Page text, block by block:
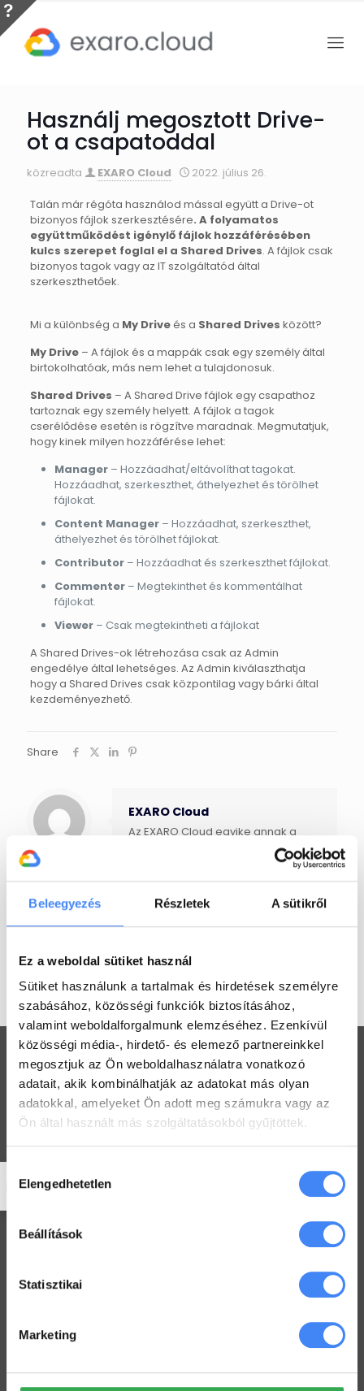
Beleegyezés Részletek A sütikről
Ez a weboldal sütiket használ
Sütiket használunk a tartalmak és hirdetések személyre
szabásához, közösségi funkciók biztosításához,
valamint weboldalforgalmunk elemzéséhez. Ezenkívül
közösségi média-, hirdető- és elemező partnereinkkel
megosztjuk az Ön weboldalhasználatra vonatkozó
adatait, akik kombinálhatják az adatokat más olyan
adatokkal, amelyeket Ön adott meg számukra vagy az
Ön által használt más szolgáltatásokból gyűjtöttek.
kiválasztása
Elengedhetetlen
Beállítások
Statisztikai
Marketing
Használj megosztott Drive-
ot a csapatoddal
közreadta EXARO Cloud 2022. július 26.
Talán már régóta használod mással együtt a Drive-ot
bizonyos fájlok szerkesztésére. A folyamatos
együttműködést igénylő fájlok hozzáférésében
kulcs szerepet foglal el a Shared Drives. A fájlok csak
bizonyos tagok vagy az IT szolgáltatód által
szerkeszthetőek.
Mi a különbség a My Driveés a Shared Drives között?
My Drive– A fájlok és a mappák csak egy személy által
birtokolhatóak, más nem lehet a tulajdonosuk.
Shared Drives – A Shared Drive fájlok egy csapathoz
tartoznak egy személy helyett. A fájlok a tagok
cserélődése esetén is rögzítve maradnak. Megmutatjuk,
hogy kinek milyen hozzáférése lehet:
Manager– Hozzáadhat/eltávolíthat tagokat.
Hozzáadhat, szerkeszthet, áthelyezhet és törölhet
fájlokat.
Content Manager– Hozzáadhat, szerkeszthet,
áthelyezhet és törölhet fájlokat.
Contributor– Hozzáadhat és szerkeszthet fájlokat.
Commenter– Megtekinthet és kommentálhat
fájlokat.
Viewer– Csak megtekintheti a fájlokat
A Shared Drives-ok létrehozása csak az Admin
engedélye által lehetséges. Az Admin kiválaszthatja
hogy a Shared Drives csak központilag vagy bárki által
kezdeményezhető.
Share
EXARO Cloud
Az EXARO Cloud egyike annak a
néhány magyar IT-cégnek, amelyek
Google Cloud Partner
minősítéssel rendelkeznek és a
Workspace bevezetéssel és
support-tal foglalkoznak. Jelenleg
vagyunk jogosultak Google for
Education és Google Workspace
támogatásra.
Workspace praktikák
Hogyan ellenőrizd a kijelölt feladataid a Drive-ban